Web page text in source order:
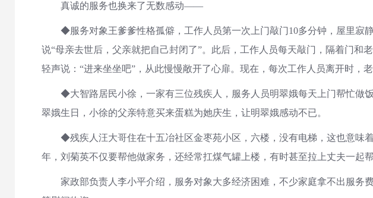
真诚的服务也换来了无数感动——
◆服务对象王爹爹性格孤僻，工作人员第一次上门敲门10多分钟，屋里寂
说“母亲去世后，父亲就把自己封闭了”。此后，工作人员每天敲门，隔着门和
轻声说：“进来坐坐吧”，从此慢慢敞开了心扉。现在，每次工作人员离开时，
◆大智路居民小徐，一家有三位残疾人，服务人员明翠娥每天上门帮忙做饭
翠娥生日，小徐的父亲特意买来蛋糕为她庆生，让明翠娥感动不已。
◆残疾人汪大哥住在十五冶社区金枣苑小区，六楼，没有电梯，这也意味着
年，刘菊英不仅要帮他做家务，还经常扛煤气罐上楼，有时甚至拉上丈夫一起
家政部负责人李小平介绍，服务对象大多经济困难，不少家庭拿不出服务